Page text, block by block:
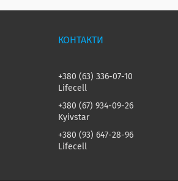
+380 (63) 336-07-10
Lifecell
+380 (67) 934-09-26
Kyivstar
+380 (93) 647-28-96
Lifecell